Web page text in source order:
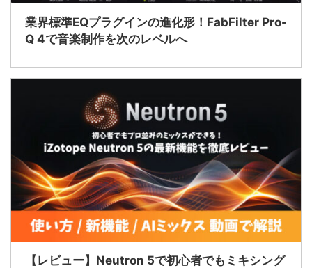
業界標準EQプラグインの進化形！FabFilter Pro-
Q 4で音楽制作を次のレベルへ
【レビュー】Neutron 5で初心者でもミキシング